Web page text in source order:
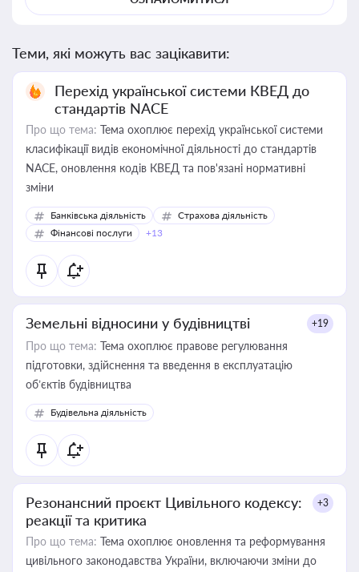
Теми, які можуть вас зацікавити:
Перехід української системи КВЕД до
стандартів NACE
Про що тема: Тема охоплює перехід української системи
класифікації видів економічної діяльності до стандартів
NACE, оновлення кодів КВЕД та пов'язані нормативні
зміни
Банківська діяльність
Страхова діяльність
Фінансові послуги
+13
Земельні відносини у будівництві +19
Про що тема: Тема охоплює правове регулювання
підготовки, здійснення та введення в експлуатацію
об’єктів будівництва
Будівельна діяльність
Резонансний проєкт Цивільного кодексу:
реакції та критика
+3
Про що тема: Тема охоплює оновлення та реформування
цивільного законодавства України, включаючи зміни до